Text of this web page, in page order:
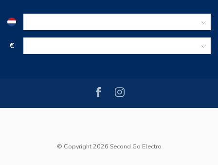
€
© Copyright 2026 Second Go Electro